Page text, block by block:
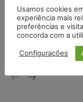
NOTÍCIAS 07/08/2026
Justiça de SP
morte de advogado
NOTÍCIAS 07/08/2026
Usamos cookies
experiência mais
preferências e
concorda com a
Configurações